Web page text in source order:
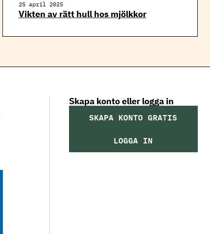
25 april 2025
Vikten av rätt hull hos mjölkkor
Skapa konto eller logga in
SKAPA KONTO GRATIS
LOGGA IN